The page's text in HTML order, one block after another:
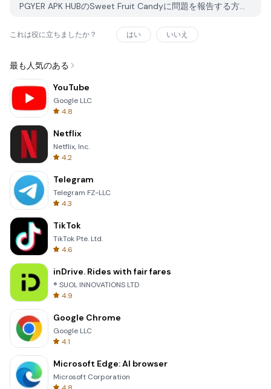
PGYER APK HUBのSweet Fruit Candyに問題を報告する方法は？
これは役に立ちましたか？ はい いいえ
最も人気のある
YouTube
Google LLC
4.8
Netflix
Netflix, Inc.
4.2
Telegram
Telegram FZ-LLC
4.3
TikTok
TikTok Pte. Ltd.
4.6
inDrive. Rides with fair fares
® SUOL INNOVATIONS LTD
4.9
Google Chrome
Google LLC
4.1
Microsoft Edge: AI browser
Microsoft Corporation